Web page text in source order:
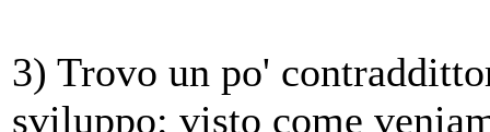
3) Trovo un po'
sviluppo: visto come